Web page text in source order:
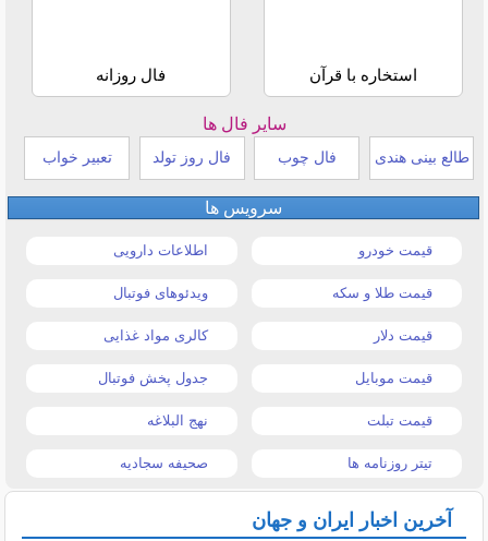
استخاره با قرآن فال روزانه
سایر فال ها
طالع بینی هندی فال چوب فال روز تولد تعبیر خواب
سرویس ها
قیمت خودرو اطلاعات دارویی
قیمت طلا و سکه ویدئوهای فوتبال
قیمت دلار کالری مواد غذایی
قیمت موبایل جدول پخش فوتبال
قیمت تبلت نهج البلاغه
تیتر روزنامه ها صحیفه سجادیه
آخرین اخبار ایران و جهان